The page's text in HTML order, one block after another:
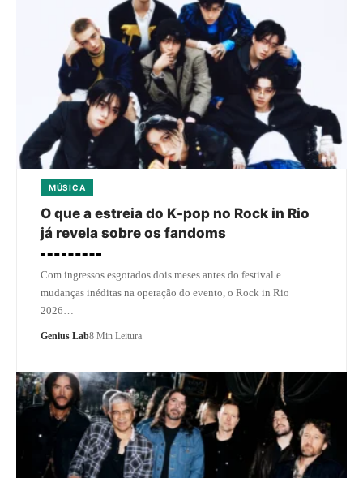
MÚSICA
O que a estreia do K-pop no Rock in Rio
já revela sobre os fandoms
Com ingressos esgotados dois meses antes do festival e
mudanças inéditas na operação do evento, o Rock in Rio
2026…
Genius Lab8 Min Leitura